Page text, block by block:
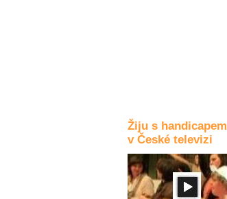
Žiju s handicapem
v České televizi